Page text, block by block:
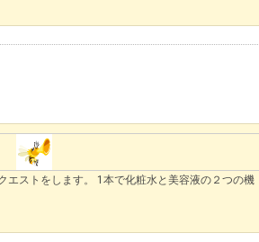
エストをします。 1本で化粧水と美容液の２つの機